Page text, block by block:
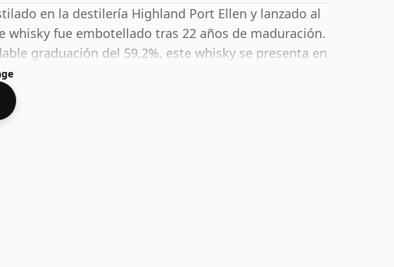
en la destilería Highland Port Ellen y lanzado al
whisky fue embotellado tras 22 años de maduración.
graduación del 59,2%, este whisky se presenta en